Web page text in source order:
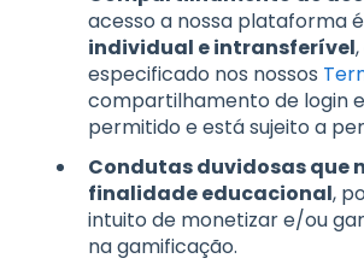
acesso a nossa plataforma
individual e intransferível
especificado nos nossos
compartilhamento de login
permitido e está sujeito a
Condutas duvidosas que
finalidade educacional,
intuito de monetizar e/ou
na gamificação.